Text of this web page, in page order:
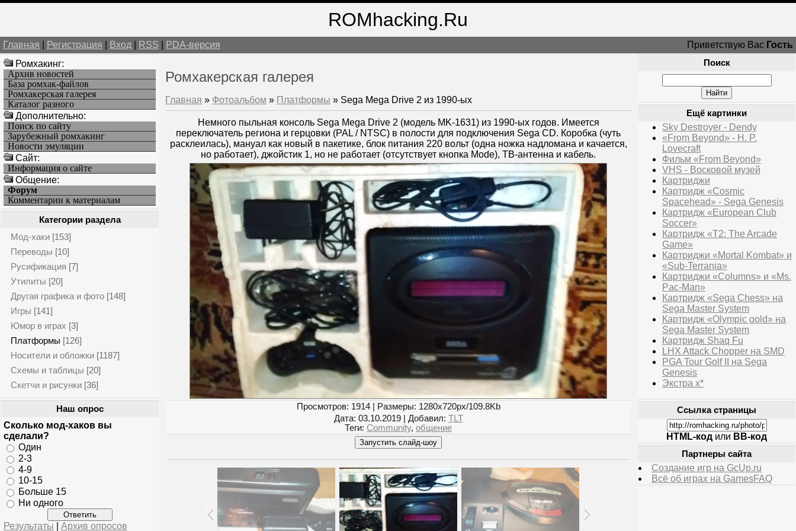
ROMhacking.Ru
Главная Регистрация Вход RSS PDA-версия Приветствую Вас Гость
Ромхакинг:
Архив новостей
База ромхак-файлов
Ромхакерская галерея
Каталог разного
Дополнительно:
Поиск по сайту
Зарубежный ромхакинг
Новости эмуляции
Cайт:
Информация о сайте
Общение:
Форум
Комментарии к материалам
Категории раздела
Мод-хаки [153]
Переводы [10]
Русификация [7]
Утилиты [20]
Другая графика и фото [148]
Игры [141]
Юмор в играх [3]
Платформы [126]
Носители и обложки [1187]
Схемы и таблицы [20]
Скетчи и рисунки [36]
Наш опрос
Сколько мод-хаков вы
сделали?
Один
2-3
4-9
10-15
Больше 15
Ни одного
Результаты Архив опросов
Ромхакерская галерея
Главная » Фотоальбом » Платформы » Sega Mega Drive 2 из 1990-ых
Немного пыльная консоль Sega Mega Drive 2 (модель MK-1631) из 1990-ых годов. Имеется
переключатель региона и герцовки (PAL / NTSC) в полости для подключения Sega CD. Коробка (чуть
расклеилась), мануал как новый в пакетике, блок питания 220 вольт (одна ножка надломана и качается,
но работает), джойстик 1, но не работает (отсутствует кнопка Mode), ТВ-антенна и кабель.
Просмотров: 1914 | Размеры: 1280x720px/109.8Kb
Дата: 03.10.2019 | Добавил: TLT
Теги: Community, общение
Поиск
Ещё картинки
Sky Destroyer - Dendy
«From Beyond» - H. P.
Lovecraft
Фильм «From Beyond»
VHS - Восковой музей
Картриджи
Картридж «Cosmic
Spacehead» - Sega Genesis
Картридж «European Club
Soccer»
Картридж «T2: The Arcade
Game»
Картриджи «Mortal Kombat» и
«Sub-Terrania»
Картриджи «Columns» и «Ms.
Pac-Man»
Картридж «Sega Chess» на
Sega Master System
Картридж «Olympic gold» на
Sega Master System
Картридж Shaq Fu
LHX Attack Chopper на SMD
PGA Tour Golf II на Sega
Genesis
Экстра х*
Ссылка страницы
HTML-код или BB-код
Партнеры сайта
Создание игр на GcUp.ru
Всё об играх на GamesFAQ